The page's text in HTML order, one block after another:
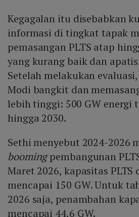
Kegagalan itu disebabkan
informasi di tingkat tapak
pemasangan PLTS atap
yang kurang baik dan
Setelah melakukan
Modi bangkit dan
lebih tinggi: 500 GW energi
hingga 2030.
Sethi menyebut 2024-2026
boomingpembangunan
Maret 2026, kapasitas
mencapai 150 GW. Untuk
2026 saja, penambahan
mencapai 44,6 GW.